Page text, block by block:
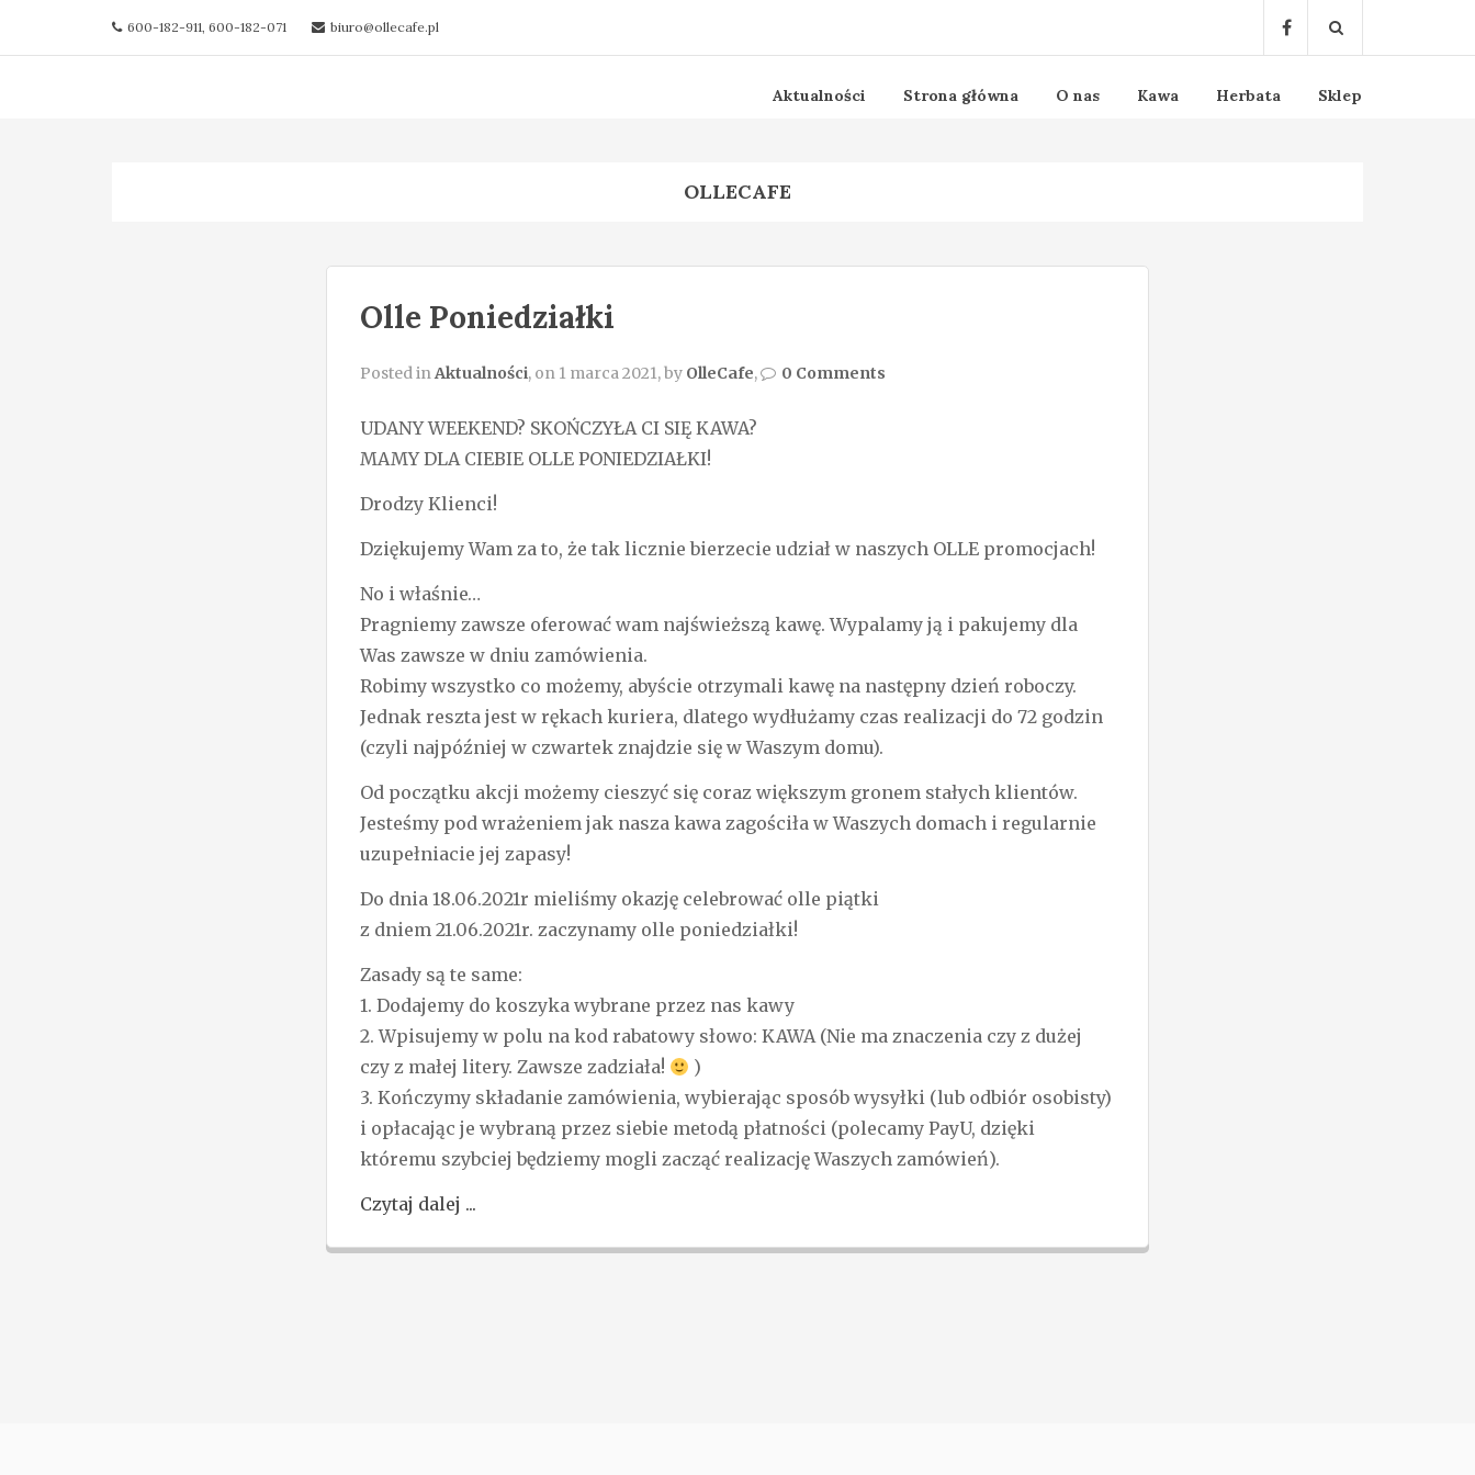
600-182-911, 600-182-071 biuro@ollecafe.pl
Aktualności Strona główna O nas Kawa Herbata Sklep
OLLECAFE
Olle Poniedziałki
Posted inAktualności, on 1 marca 2021, by OlleCafe, 0 Comments
UDANY WEEKEND? SKOŃCZYŁA CI SIĘ KAWA?
MAMY DLA CIEBIE OLLE PONIEDZIAŁKI!
Drodzy Klienci!
Dziękujemy Wam za to, że tak licznie bierzecie udział w naszych OLLE promocjach!
No i właśnie…
Pragniemy zawsze oferować wam najświeższą kawę. Wypalamy ją i pakujemy dla
Was zawsze w dniu zamówienia.
Robimy wszystko co możemy, abyście otrzymali kawę na następny dzień roboczy.
Jednak reszta jest w rękach kuriera, dlatego wydłużamy czas realizacji do 72 godzin
(czyli najpóźniej w czwartek znajdzie się w Waszym domu).
Od początku akcji możemy cieszyć się coraz większym gronem stałych klientów.
Jesteśmy pod wrażeniem jak nasza kawa zagościła w Waszych domach i regularnie
uzupełniacie jej zapasy!
Do dnia 18.06.2021r mieliśmy okazję celebrować olle piątki
z dniem 21.06.2021r. zaczynamy olle poniedziałki!
Zasady są te same:
1. Dodajemy do koszyka wybrane przez nas kawy
2. Wpisujemy w polu na kod rabatowy słowo: KAWA (Nie ma znaczenia czy z dużej
czy z małej litery. Zawsze zadziała!
)
3. Kończymy składanie zamówienia, wybierając sposób wysyłki (lub odbiór osobisty)
i opłacając je wybraną przez siebie metodą płatności (polecamy PayU, dzięki
któremu szybciej będziemy mogli zacząć realizację Waszych zamówień).
Czytaj dalej ...